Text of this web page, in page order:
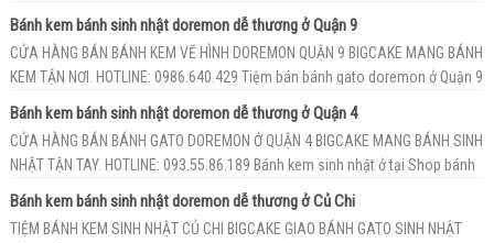
Bánh kem bánh sinh nhật doremon dễ thương ở Quận 9
CỬA HÀNG BÁN BÁNH KEM VẼ HÌNH DOREMON QUẬN 9 BIGCAKE MANG BÁNH
KEM TẬN NƠI. HOTLINE: 0986.640.429 Tiệm bán bánh gato doremon ở Quận 9
Bánh kem bánh sinh nhật doremon dễ thương ở Quận 4
CỬA HÀNG BÁN BÁNH GATO DOREMON Ở QUẬN 4 BIGCAKE MANG BÁNH SINH
NHẬT TẬN TAY. HOTLINE: 093.55.86.189 Bánh kem sinh nhật ở tại Shop bánh
Bánh kem bánh sinh nhật doremon dễ thương ở Củ Chi
TIỆM BÁNH KEM SINH NHẬT CỦ CHI BIGCAKE GIAO BÁNH GATO SINH NHẬT